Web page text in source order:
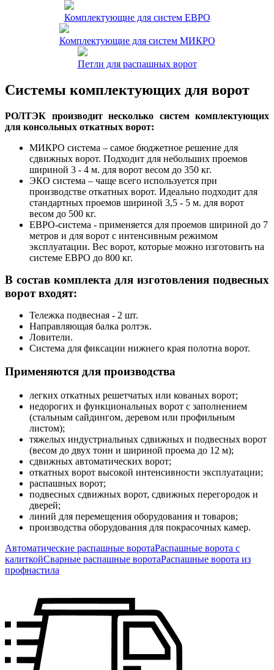
Комплектующие для систем ЕВРО
Комплектующие для систем МИКРО
Петли для распашных ворот
Системы комплектующих для ворот
РОЛТЭК производит несколько систем комплектующих
для консольных откатных ворот:
МИКРО система – самое бюджетное решение для
сдвижных ворот. Подходит для небольших проемов
шириной 3 - 4 м. для ворот весом до 350 кг.
ЭКО система – чаще всего используется при
производстве откатных ворот. Идеально подходит для
стандартных проемов шириной 3,5 - 5 м. для ворот
весом до 500 кг.
ЕВРО-система - применяется для проемов шириной до 7
метров и для ворот с интенсивным режимом
эксплуатации. Вес ворот, которые можно изготовить на
системе ЕВРО до 800 кг.
В состав комплекта для изготовления подвесных
ворот входят:
Тележка подвесная - 2 шт.
Направляющая балка ролтэк.
Ловители.
Система для фиксации нижнего края полотна ворот.
Применяются для производства
легких откатных решетчатых или кованых ворот;
недорогих и функциональных ворот с заполнением
(стальным сайдингом, деревом или профильным
листом);
тяжелых индустриальных сдвижных и подвесных ворот
(весом до двух тонн и шириной проема до 12 м);
сдвижных автоматических ворот;
откатных ворот высокой интенсивности эксплуатации;
распашных ворот;
подвесных сдвижных ворот, сдвижных перегородок и
дверей;
линий для перемещения оборудования и товаров;
производства оборудования для покрасочных камер.
Автоматические распашные воротаРаспашные ворота с
калиткойСварные распашные воротаРаспашные ворота из
профнастила